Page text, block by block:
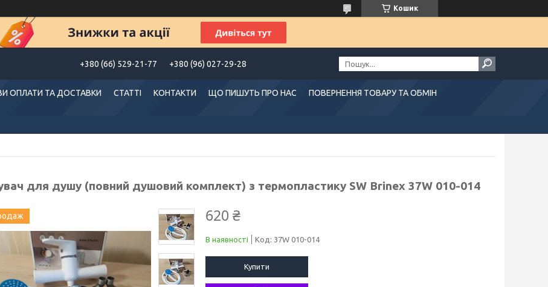
Кошик
+380 (66) 529-21-77 +380 (96) 027-29-28
ОПЛАТИ ТА ДОСТАВКИ СТАТТІ КОНТАКТИ ЩО ПИШУТЬ ПРО НАС ПОВЕРНЕННЯ ТОВАРУ ТА ОБМІН
для душу (повний душовий комплект) з термопластику SW Brinex 37W 010-014
620 ₴
В наявності Код: 37W 010-014
Купити